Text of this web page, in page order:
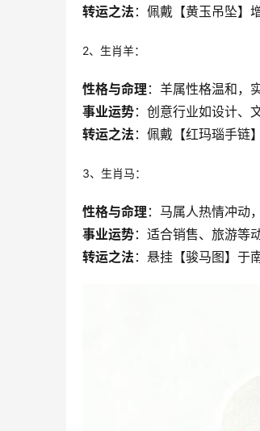
转运之法 ：佩戴【黄玉吊坠】
2、生肖羊：
性格与命理 ：羊属性格温和，
事业运势：创意行业如设计、
转运之法 ：佩戴【红玛瑙手链
3、生肖马：
性格与命理 ：马属人热情冲动
事业运势：适合销售、旅游等
转运之法 ：悬挂【骏马图】于